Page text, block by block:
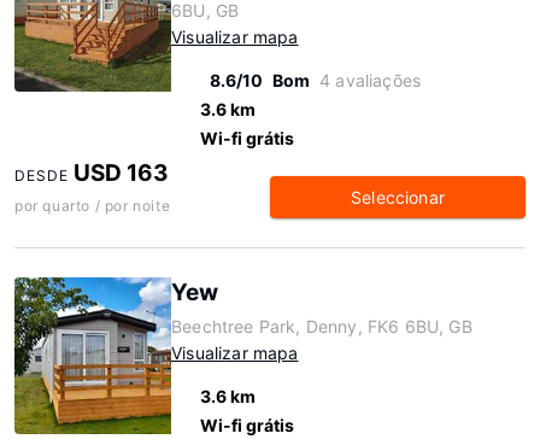
6BU, GB
Visualizar mapa
8.6/10 Bom 4 avaliações
3.6 km
Wi-fi grátis
DESDE USD 163
por quarto / por noite Seleccionar
Yew
Beechtree Park, Denny, FK6 6BU, GB
Visualizar mapa
3.6 km
Wi-fi grátis